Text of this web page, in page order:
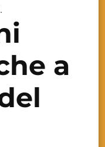
a